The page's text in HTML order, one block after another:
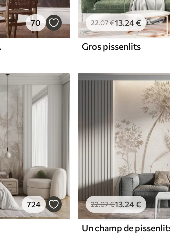
70
pastel
22.07€13.24€
Gros pissenlits
724 22.07€13.24€